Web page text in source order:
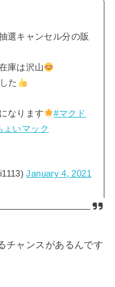
選キャンセル分の販
庫は沢山
た
なります
#マクド
ょいマック
January 4, 2021
チャンスがあるんです